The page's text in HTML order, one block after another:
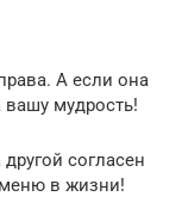
А если она
мудрость!
согласен
в жизни!